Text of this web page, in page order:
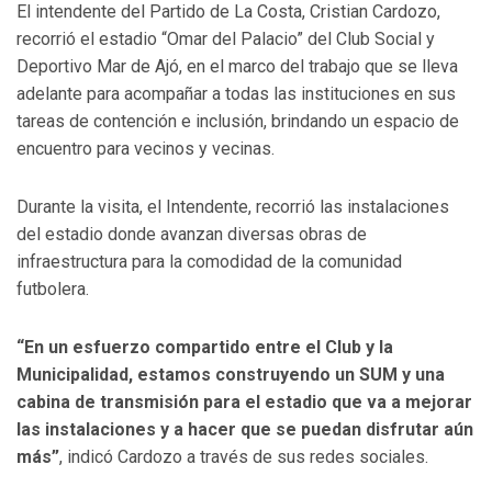
El intendente del Partido de La Costa, Cristian Cardozo,
recorrió el estadio “Omar del Palacio” del Club Social y
Deportivo Mar de Ajó, en el marco del trabajo que se lleva
adelante para acompañar a todas las instituciones en sus
tareas de contención e inclusión, brindando un espacio de
encuentro para vecinos y vecinas.
Durante la visita, el Intendente, recorrió las instalaciones
del estadio donde avanzan diversas obras de
infraestructura para la comodidad de la comunidad
futbolera.
“En un esfuerzo compartido entre el Club y la
Municipalidad, estamos construyendo un SUM y una
cabina de transmisión para el estadio que va a mejorar
las instalaciones y a hacer que se puedan disfrutar aún
más”, indicó Cardozo a través de sus redes sociales.